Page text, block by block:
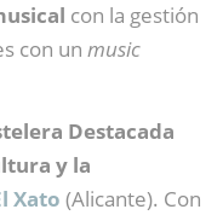
con la gestión
con un music
Destacada
y la
Xato (Alicante). Con